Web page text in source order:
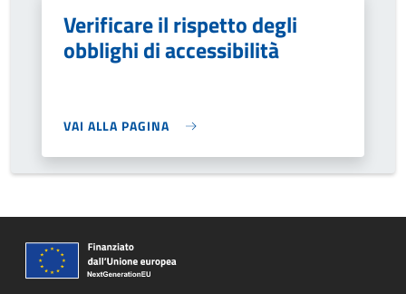
Verificare il rispetto degli
obblighi di accessibilità
VAI ALLA PAGINA